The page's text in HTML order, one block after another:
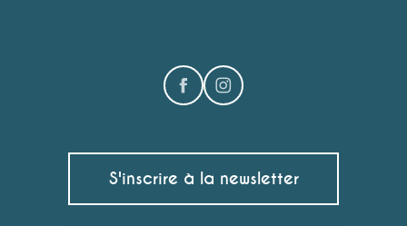
S'inscrire à la newsletter